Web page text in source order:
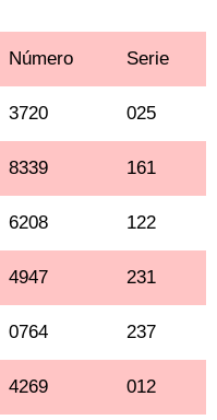
Número Serie
3720 025
8339 161
6208 122
4947 231
0764 237
4269 012